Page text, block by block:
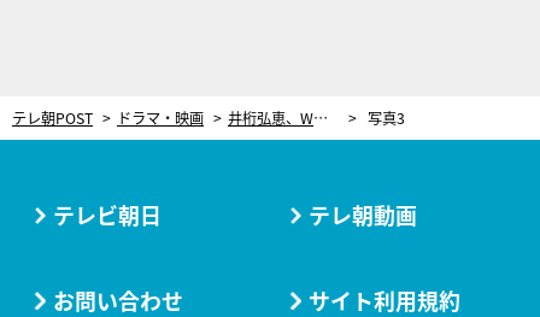
テレ朝POST ドラマ・映画 井桁弘恵、W主演2人とのキスシーンに挑戦！「熱を感じながらやり終えた」＜『僕らが殺した、最愛のキミ』リレーインタビュー＞ 写真3
テレビ朝日 テレ朝動画
お問い合わせ サイト利用規約